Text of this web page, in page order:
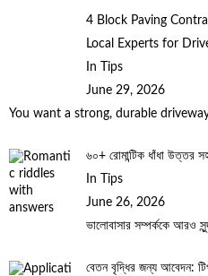
4 Block Paving
Local Experts for
In Tips
June 29, 2026
You want a strong, durable
৬০+ রোমান্টিক ধাঁধা উত্তর
In Tips
June 26, 2026
ভালোবাসার সম্পর্ককে আরও
বেতন বৃদ্ধির জন্য আবেদন: